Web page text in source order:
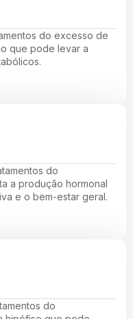
do excesso de
que pode levar a
do
a produção hormonal
e o bem-estar geral.
do